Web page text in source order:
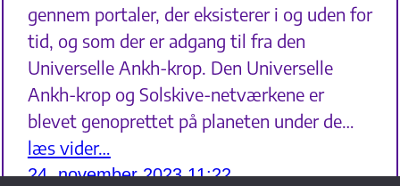
gennem portaler, der eksisterer i og uden for
tid, og som der er adgang til fra den
Universelle Ankh-krop. Den Universelle
Ankh-krop og Solskive-netværkene er
blevet genoprettet på planeten under de…
læs vider…
24. november 2023 11:22